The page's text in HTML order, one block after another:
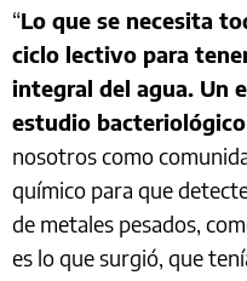
“Lo que se necesita
ciclo lectivo para
integral del agua. Un
estudio bacteriológico
nosotros como
químico para que
de metales pesados,
es lo que surgió, que